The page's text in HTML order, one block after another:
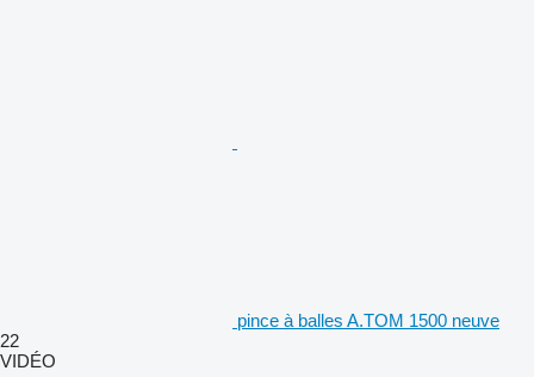
pince à balles A.TOM 1500 neuve
22
VIDÉO